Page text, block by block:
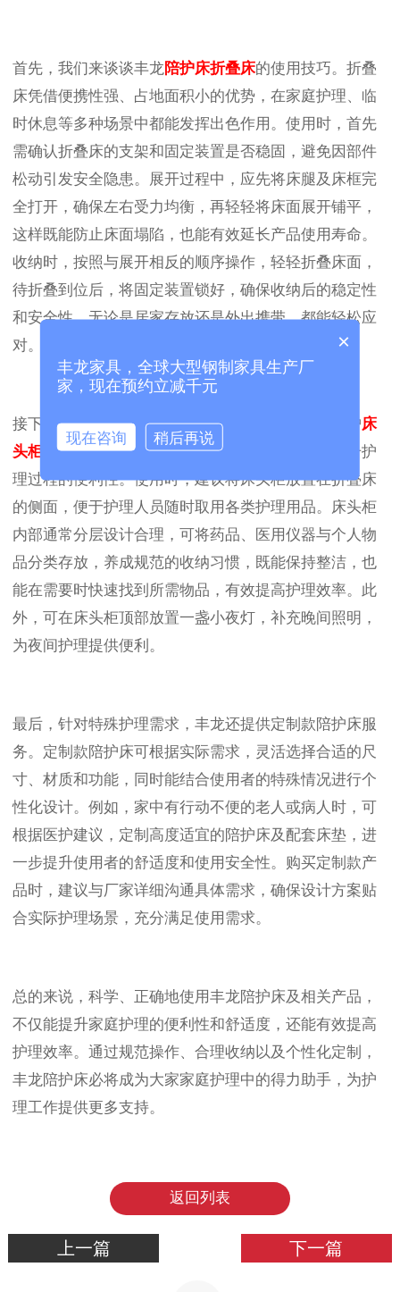
首先，我们来谈谈丰龙 陪护床折叠床的使用技巧。折叠
床凭借便携性强、占地面积小的优势，在家庭护理、临
时休息等多种场景中都能发挥出色作用。使用时，首先
需确认折叠床的支架和固定装置是否稳固，避免因部件
松动引发安全隐患。展开过程中，应先将床腿及床框完
全打开，确保左右受力均衡，再轻轻将床面展开铺平，
这样既能防止床面塌陷，也能有效延长产品使用寿命。
收纳时，按照与展开相反的顺序操作，轻轻折叠床面，
待折叠到位后，将固定装置锁好，确保收纳后的稳定性
和安全性，无论是居家存放还是外出携带，都能轻松应
对。
接下来，我们来看陪护床头柜的搭配使用方法。陪护床
头柜
不仅是存放护理用品的实用工具，还能显著提升护
理过程的便利性。使用时，建议将床头柜放置在折叠床
的侧面，便于护理人员随时取用各类护理用品。床头柜
内部通常分层设计合理，可将药品、医用仪器与个人物
品分类存放，养成规范的收纳习惯，既能保持整洁，也
能在需要时快速找到所需物品，有效提高护理效率。此
外，可在床头柜顶部放置一盏小夜灯，补充晚间照明，
为夜间护理提供便利。
最后，针对特殊护理需求，丰龙还提供定制款陪护床服
务。定制款陪护床可根据实际需求，灵活选择合适的尺
寸、材质和功能，同时能结合使用者的特殊情况进行个
性化设计。例如，家中有行动不便的老人或病人时，可
根据医护建议，定制高度适宜的陪护床及配套床垫，进
一步提升使用者的舒适度和使用安全性。购买定制款产
品时，建议与厂家详细沟通具体需求，确保设计方案贴
合实际护理场景，充分满足使用需求。
总的来说，科学、正确地使用丰龙陪护床及相关产品，
不仅能提升家庭护理的便利性和舒适度，还能有效提高
护理效率。通过规范操作、合理收纳以及个性化定制，
丰龙陪护床必将成为大家家庭护理中的得力助手，为护
理工作提供更多支持。
返回列表
上一篇 下一篇
×
丰龙家具，全球大型钢制家具生产厂
家，现在预约立减千元
现在咨询 稍后再说